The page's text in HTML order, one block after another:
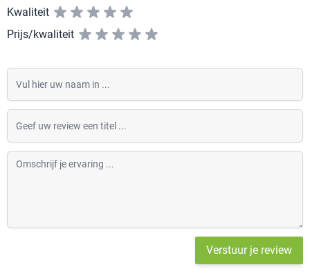
Kwaliteit
Prijs/kwaliteit
Vul hier uw naam in
Geef uw review een titel
Omschrijf je ervaring
Verstuur je review